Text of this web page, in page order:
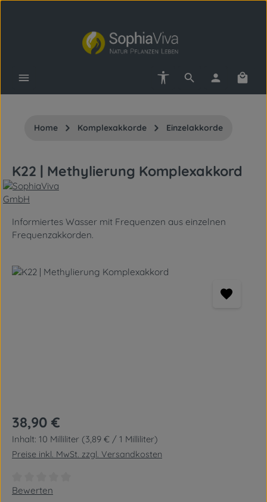
Zum Hauptinhalt springen
Werkzeugleiste anzeigen
Home Komplexakkorde Einzelakkorde
K22 | Methylierung Komplexakkord
Informiertes Wasser mit Frequenzen aus einzelnen
Frequenzakkorden.
Bildergalerie überspringen
Regulärer Preis:
38,90 €
Inhalt: 10 Milliliter (3,89 € / 1 Milliliter)
Preise inkl. MwSt. zzgl. Versandkosten
Durchschnittliche Bewertung von 0 von 5 Sternen
Bewerten